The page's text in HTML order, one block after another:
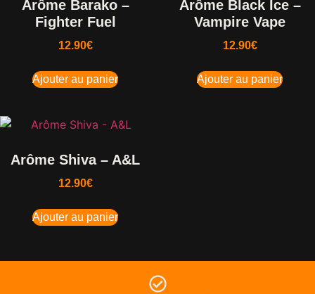
Arôme Barako –
Fighter Fuel
12.90€
Ajouter au panier
Arôme Black Ice –
Vampire Vape
12.90€
Ajouter au panier
Arôme Shiva – A&L
12.90€
Ajouter au panier